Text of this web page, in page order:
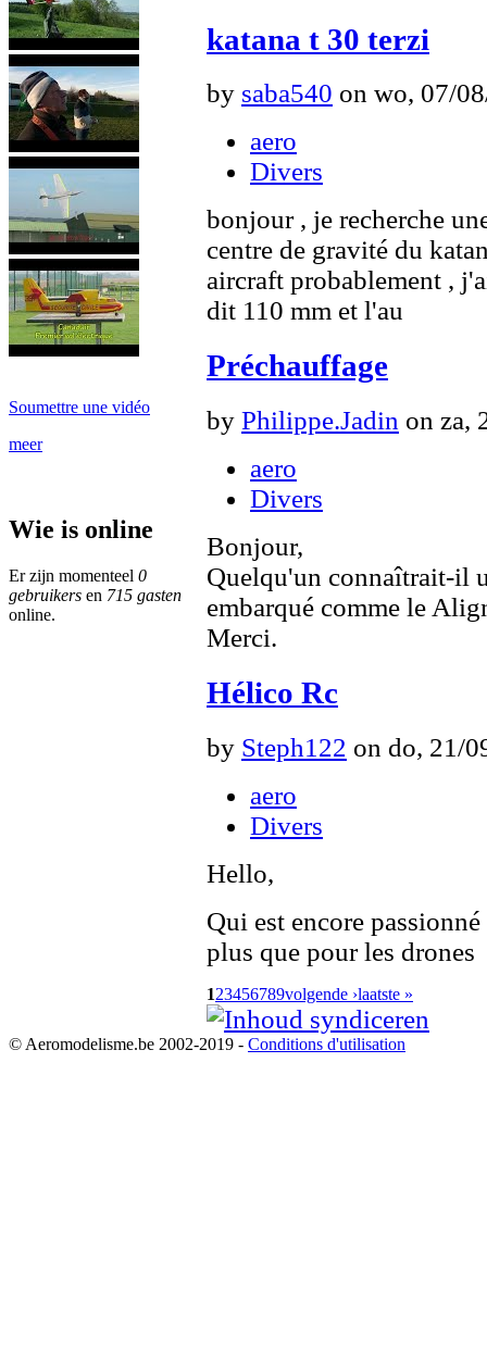
Soumettre une vidéo
meer
Wie is online
Er zijn momenteel 0
gebruikers en 715 gasten
online.
katana t 30 terzi
by saba540 on wo, 07/
aero
Divers
bonjour , je recherche
centre de gravité du
aircraft probablement ,
dit 110 mm et l'au
Préchauffage
by Philippe.Jadin on za,
aero
Divers
Bonjour,
Quelqu'un connaîtrait-il
embarqué comme le
Merci.
Hélico Rc
by Steph122 on do, 21/
aero
Divers
Hello,
Qui est encore
plus que pour les drones
123456789volgende ›laatste »
© Aeromodelisme.be 2002-2019 - Conditions d'utilisation